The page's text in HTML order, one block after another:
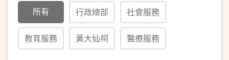
所有 行政總部 社會服務
教育服務 黃大仙祠 醫療服務